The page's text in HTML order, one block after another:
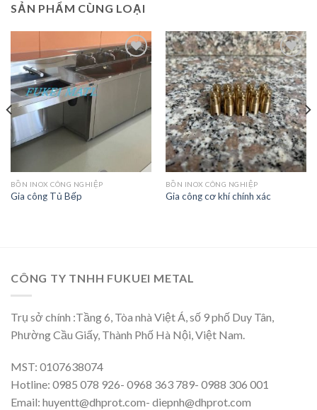
SẢN PHẨM CÙNG LOẠI
Add
to
wishlist
BỒN INOX CÔNG NGHIỆP
Gia công Tủ Bếp
Add
to
wishlist
BỒN INOX CÔNG NGHIỆP
Gia công cơ khí chính xác
CÔNG TY TNHH FUKUEI METAL
Trụ sở chính :Tầng 6, Tòa nhà Việt Á, số 9 phố Duy Tân,
Phường Cầu Giấy, Thành Phố Hà Nội, Việt Nam.
MST: 0107638074
Hotline: 0985 078 926- 0968 363 789- 0988 306 001
Email: huyentt@dhprot.com- diepnh@dhprot.com